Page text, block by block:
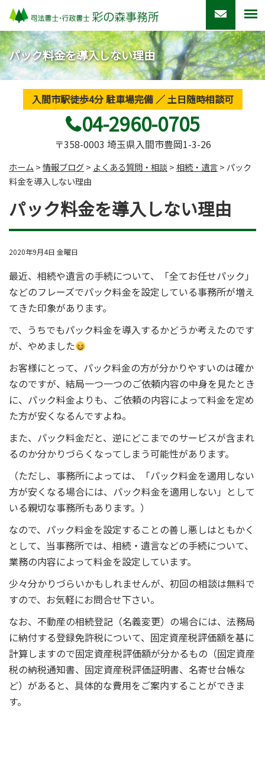
パック料金を導入しない理由
入間市駅徒歩4分 駐車場完備 ／ 土日随時相談可
04-2960-0705
〒358-0003 埼玉県入間市豊岡1-3-26
ホーム >情報ブログ> よくある質問・相談>相続・遺言> パック
料金を導入しない理由
パック料金を導入しない理由
2020年9月4日 金曜日
最近、相続や遺言の手続について、「全てお任せパック」
などのフレーズでパック料金を設定している事務所が増え
てきた印象があります。
で、うちでもパック料金を導入するかどうか考えたのです
が、やめました
お客様にとって、パック料金の方が分かりやすいのは確か
なのですが、結局一つ一つのご依頼内容の中身を見たとき
に、パック料金よりも、ご依頼の内容によって料金を定め
た方が安くなるんですよね。
また、パック料金だと、逆にどこまでのサービスが含まれ
るのか分かりづらくなってしまう可能性があります。
（ただし、事務所によっては、「パック料金を適用しない
方が安くなる場合には、パック料金を適用しない」として
いる親切な事務所もあります。）
なので、パック料金を設定することの善し悪しはともかく
として、当事務所では、相続・遺言などの手続について、
業務の内容によって料金を設定しています。
少々分かりづらいかもしれませんが、初回の相談は無料で
すので、お気軽にお問合せ下さい。
なお、不動産の相続登記（名義変更）の場合には、法務局
に納付する登録免許税について、固定資産税評価額を基に
計算しますので固定資産税評価額が分かるもの（固定資産
税の納税通知書、固定資産税評価証明書、名寄せ台帳な
ど）があると、具体的な費用をご案内することができま
す。